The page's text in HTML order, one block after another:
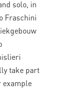
solo, in
Fraschini
take part
example